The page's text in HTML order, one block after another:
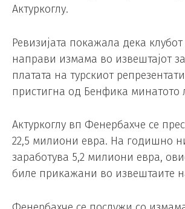
Актуркоглу.
Ревизијата покажала дека
направи измама во извештајот
платата на турскиот
пристигна од Бенфика минатото
Актуркоглу вп Фенербахче се
22,5 милиони евра. На годишно
заработува 5,2 милиони евра,
биле прикажани во извештаите